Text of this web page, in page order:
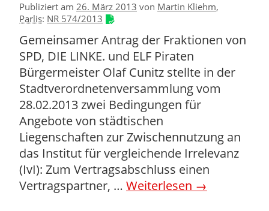
Publiziert am 26. März 2013 von Martin Kliehm,
Parlis: NR 574/2013
Gemeinsamer Antrag der Fraktionen von
SPD, DIE LINKE. und ELF Piraten
Bürgermeister Olaf Cunitz stellte in der
Stadtverordnetenversammlung vom
28.02.2013 zwei Bedingungen für
Angebote von städtischen
Liegenschaften zur Zwischennutzung an
das Institut für vergleichende Irrelevanz
(IvI): Zum Vertragsabschluss einen
Vertragspartner, … Weiterlesen →